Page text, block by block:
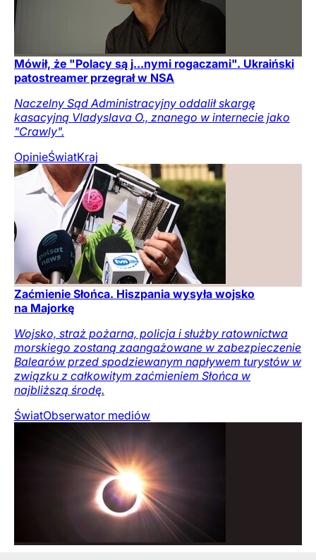
Mówił, że "Polacy są j...nymi rogaczami". Ukraiński
patostreamer przegrał w NSA
Naczelny Sąd Administracyjny oddalił skargę
kasacyjną Vladyslava O., znanego w internecie jako
"Crawly".
OpinieŚwiatKraj
Zaćmienie Słońca. Hiszpania wysyła wojsko
na Majorkę
Wojsko, straż pożarna, policja i służby ratownictwa
morskiego zostaną zaangażowane w zabezpieczenie
Balearów przed spodziewanym napływem turystów w
związku z całkowitym zaćmieniem Słońca w
najbliższą środę.
ŚwiatObserwator mediów